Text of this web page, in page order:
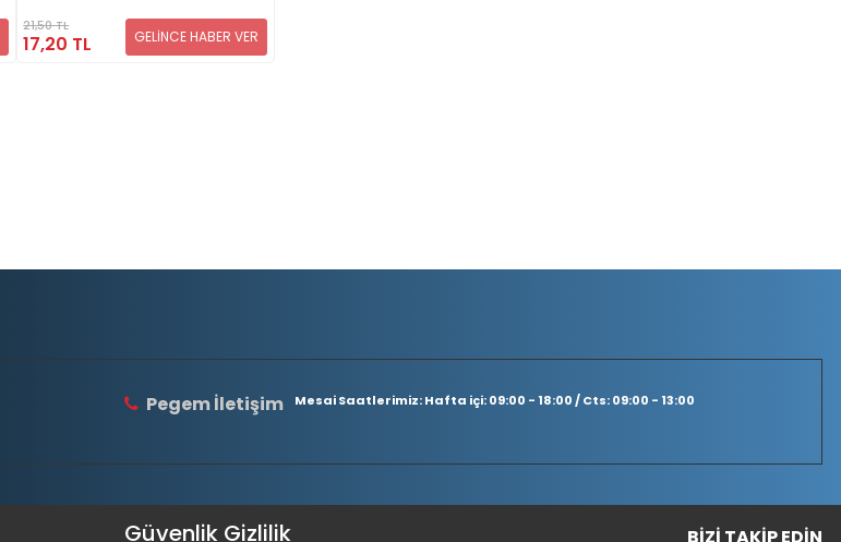
21,50 TL
17,20 TL GELİNCE HABER VER
Pegem İletişim Mesai Saatlerimiz: Hafta içi: 09:00 - 18:00 / Cts: 09:00 - 13:00
Güvenlik Gizlilik